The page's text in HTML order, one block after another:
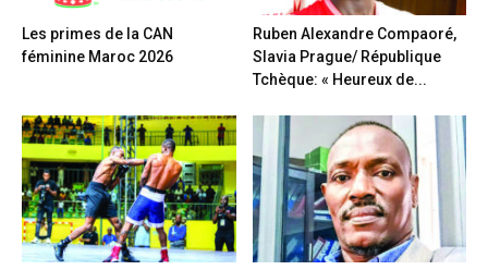
Les primes de la CAN
féminine Maroc 2026
Ruben Alexandre Compaoré,
Slavia Prague/ République
Tchèque: « Heureux de...